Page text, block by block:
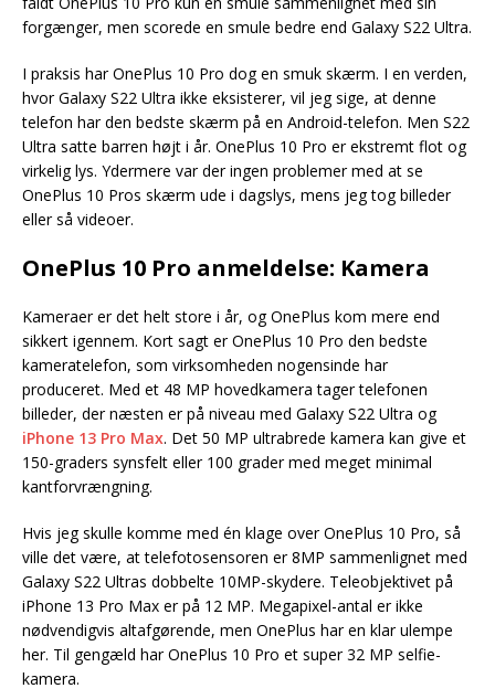
forgænger, men scorede en smule bedre end Galaxy S22 Ultra.
I praksis har OnePlus 10 Pro dog en smuk skærm. I en verden,
hvor Galaxy S22 Ultra ikke eksisterer, vil jeg sige, at denne
telefon har den bedste skærm på en Android-telefon. Men S22
Ultra satte barren højt i år. OnePlus 10 Pro er ekstremt flot og
virkelig lys. Ydermere var der ingen problemer med at se
OnePlus 10 Pros skærm ude i dagslys, mens jeg tog billeder
eller så videoer.
OnePlus 10 Pro anmeldelse: Kamera
Kameraer er det helt store i år, og OnePlus kom mere end
sikkert igennem. Kort sagt er OnePlus 10 Pro den bedste
kameratelefon, som virksomheden nogensinde har
produceret. Med et 48 MP hovedkamera tager telefonen
billeder, der næsten er på niveau med Galaxy S22 Ultra og
iPhone 13 Pro Max. Det 50 MP ultrabrede kamera kan give et
150-graders synsfelt eller 100 grader med meget minimal
kantforvrængning.
Hvis jeg skulle komme med én klage over OnePlus 10 Pro, så
ville det være, at telefotosensoren er 8MP sammenlignet med
Galaxy S22 Ultras dobbelte 10MP-skydere. Teleobjektivet på
iPhone 13 Pro Max er på 12 MP. Megapixel-antal er ikke
nødvendigvis altafgørende, men OnePlus har en klar ulempe
her. Til gengæld har OnePlus 10 Pro et super 32 MP selfie-
kamera.